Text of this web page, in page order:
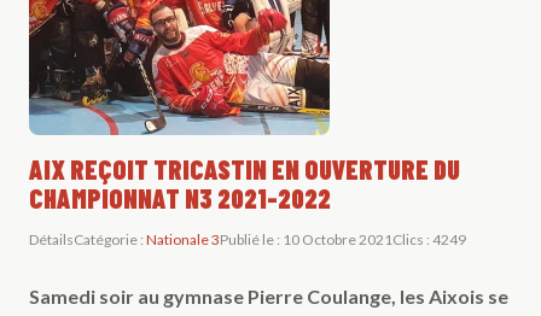
AIX REÇOIT TRICASTIN EN OUVERTURE DU
CHAMPIONNAT N3 2021-2022
DétailsCatégorie : Nationale 3Publié le : 10 Octobre 2021Clics : 4249
Samedi soir au gymnase Pierre Coulange, les Aixois se